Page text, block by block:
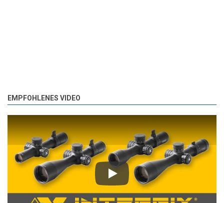
EMPFOHLENES VIDEO
Play